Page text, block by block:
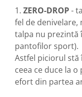
1. ZERO-DROP-
fel de denivelare,
talpa nu prezintă
pantofilor sport).
Astfel piciorul
ceea ce duce la
efort din partea